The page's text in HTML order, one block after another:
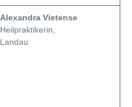
Alexandra Vietense
Heilpraktikerin,
Landau